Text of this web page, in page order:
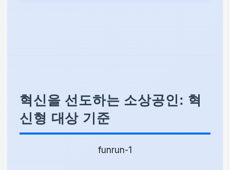
경쟁력 강화, 지속 가능
한 사업 구조 구축, 미래
가치 창출
혁신을 선도하는 소상공인: 혁
신형 대상 기준
funrun-1